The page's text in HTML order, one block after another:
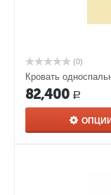
(0)
Кровать
82,400 Р
ОПЦИИ